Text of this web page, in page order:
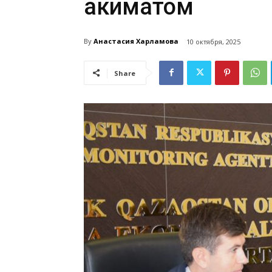
акиматом
By Анастасия Харламова 10 октября, 2025
Share